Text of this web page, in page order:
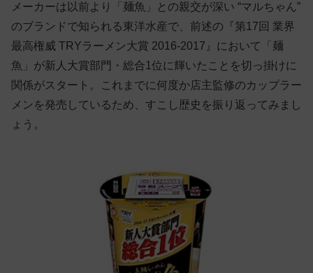
メーカーは以前より「麺魚」との親交が深い “マルちゃん”
のブランドで知られる東洋水産で、前述の『第17回 業界
最高権威 TRYラーメン大賞 2016-2017』において「麺
魚」が新人大賞部門・総合1位に輝いたことを切っ掛けに
関係がスタート。これまでに何度か店主監修のカップラー
メンを発売しているため、すこし歴史を振り返ってみまし
ょう。